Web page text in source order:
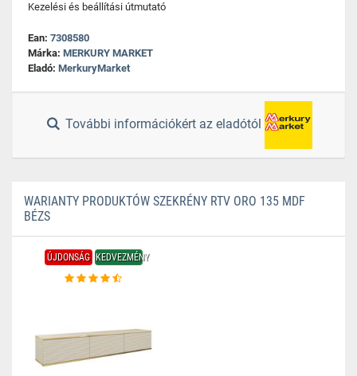
Kezelési és beállítási útmutató
Ean: 7308580
Márka: MERKURY MARKET
Eladó: MerkuryMarket
További információkért az eladótól
WARIANTY PRODUKTÓW SZEKRÉNY RTV ORO 135 MDF
BÉZS
ÚJDONSÁG KEDVEZMÉNY